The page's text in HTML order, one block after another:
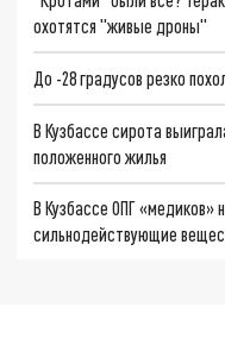
охотятся "живые дроны"
До -28 градусов резко
В Кузбассе сирота
положенного жилья
В Кузбассе ОПГ «медиков»
сильнодействующие